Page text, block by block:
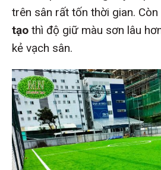
trên sân rất tốn thời gian. Còn
tạo thì độ giữ màu sơn lâu
kẻ vạch sân.